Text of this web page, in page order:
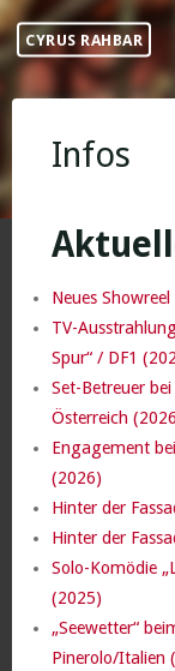
Skip
content
CYRUS RAHBAR
Infos
Neues
TV-
Spur“ / DF1
Set-Betreuer
Österreich
Engagement
(2026)
Hinter der
Hinter der
Solo-Komödie
(2025)
„Seewetter“
Pinerolo/Italien